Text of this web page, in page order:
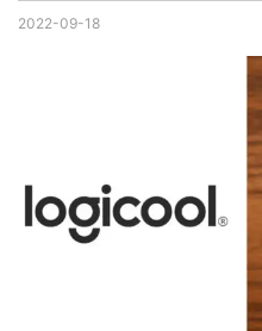
2022-09-18